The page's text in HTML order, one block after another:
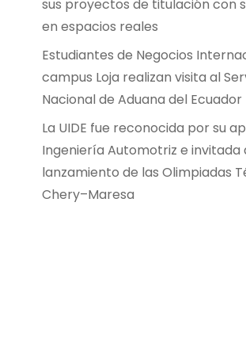
sus proyectos de titulación con
en espacios reales
Estudiantes de Negocios
campus Loja realizan visita al
Nacional de Aduana del Ecuador
La UIDE fue reconocida por su
Ingeniería Automotriz e invitada
lanzamiento de las Olimpiadas
Chery–Maresa